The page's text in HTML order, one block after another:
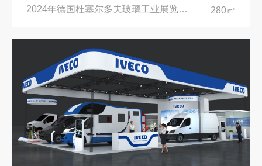
2024年德国杜塞尔多夫玻璃工业展览会Glasstec|德国杜塞尔多夫会展中心 280㎡